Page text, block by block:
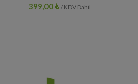
399,00₺ / KDV Dahil